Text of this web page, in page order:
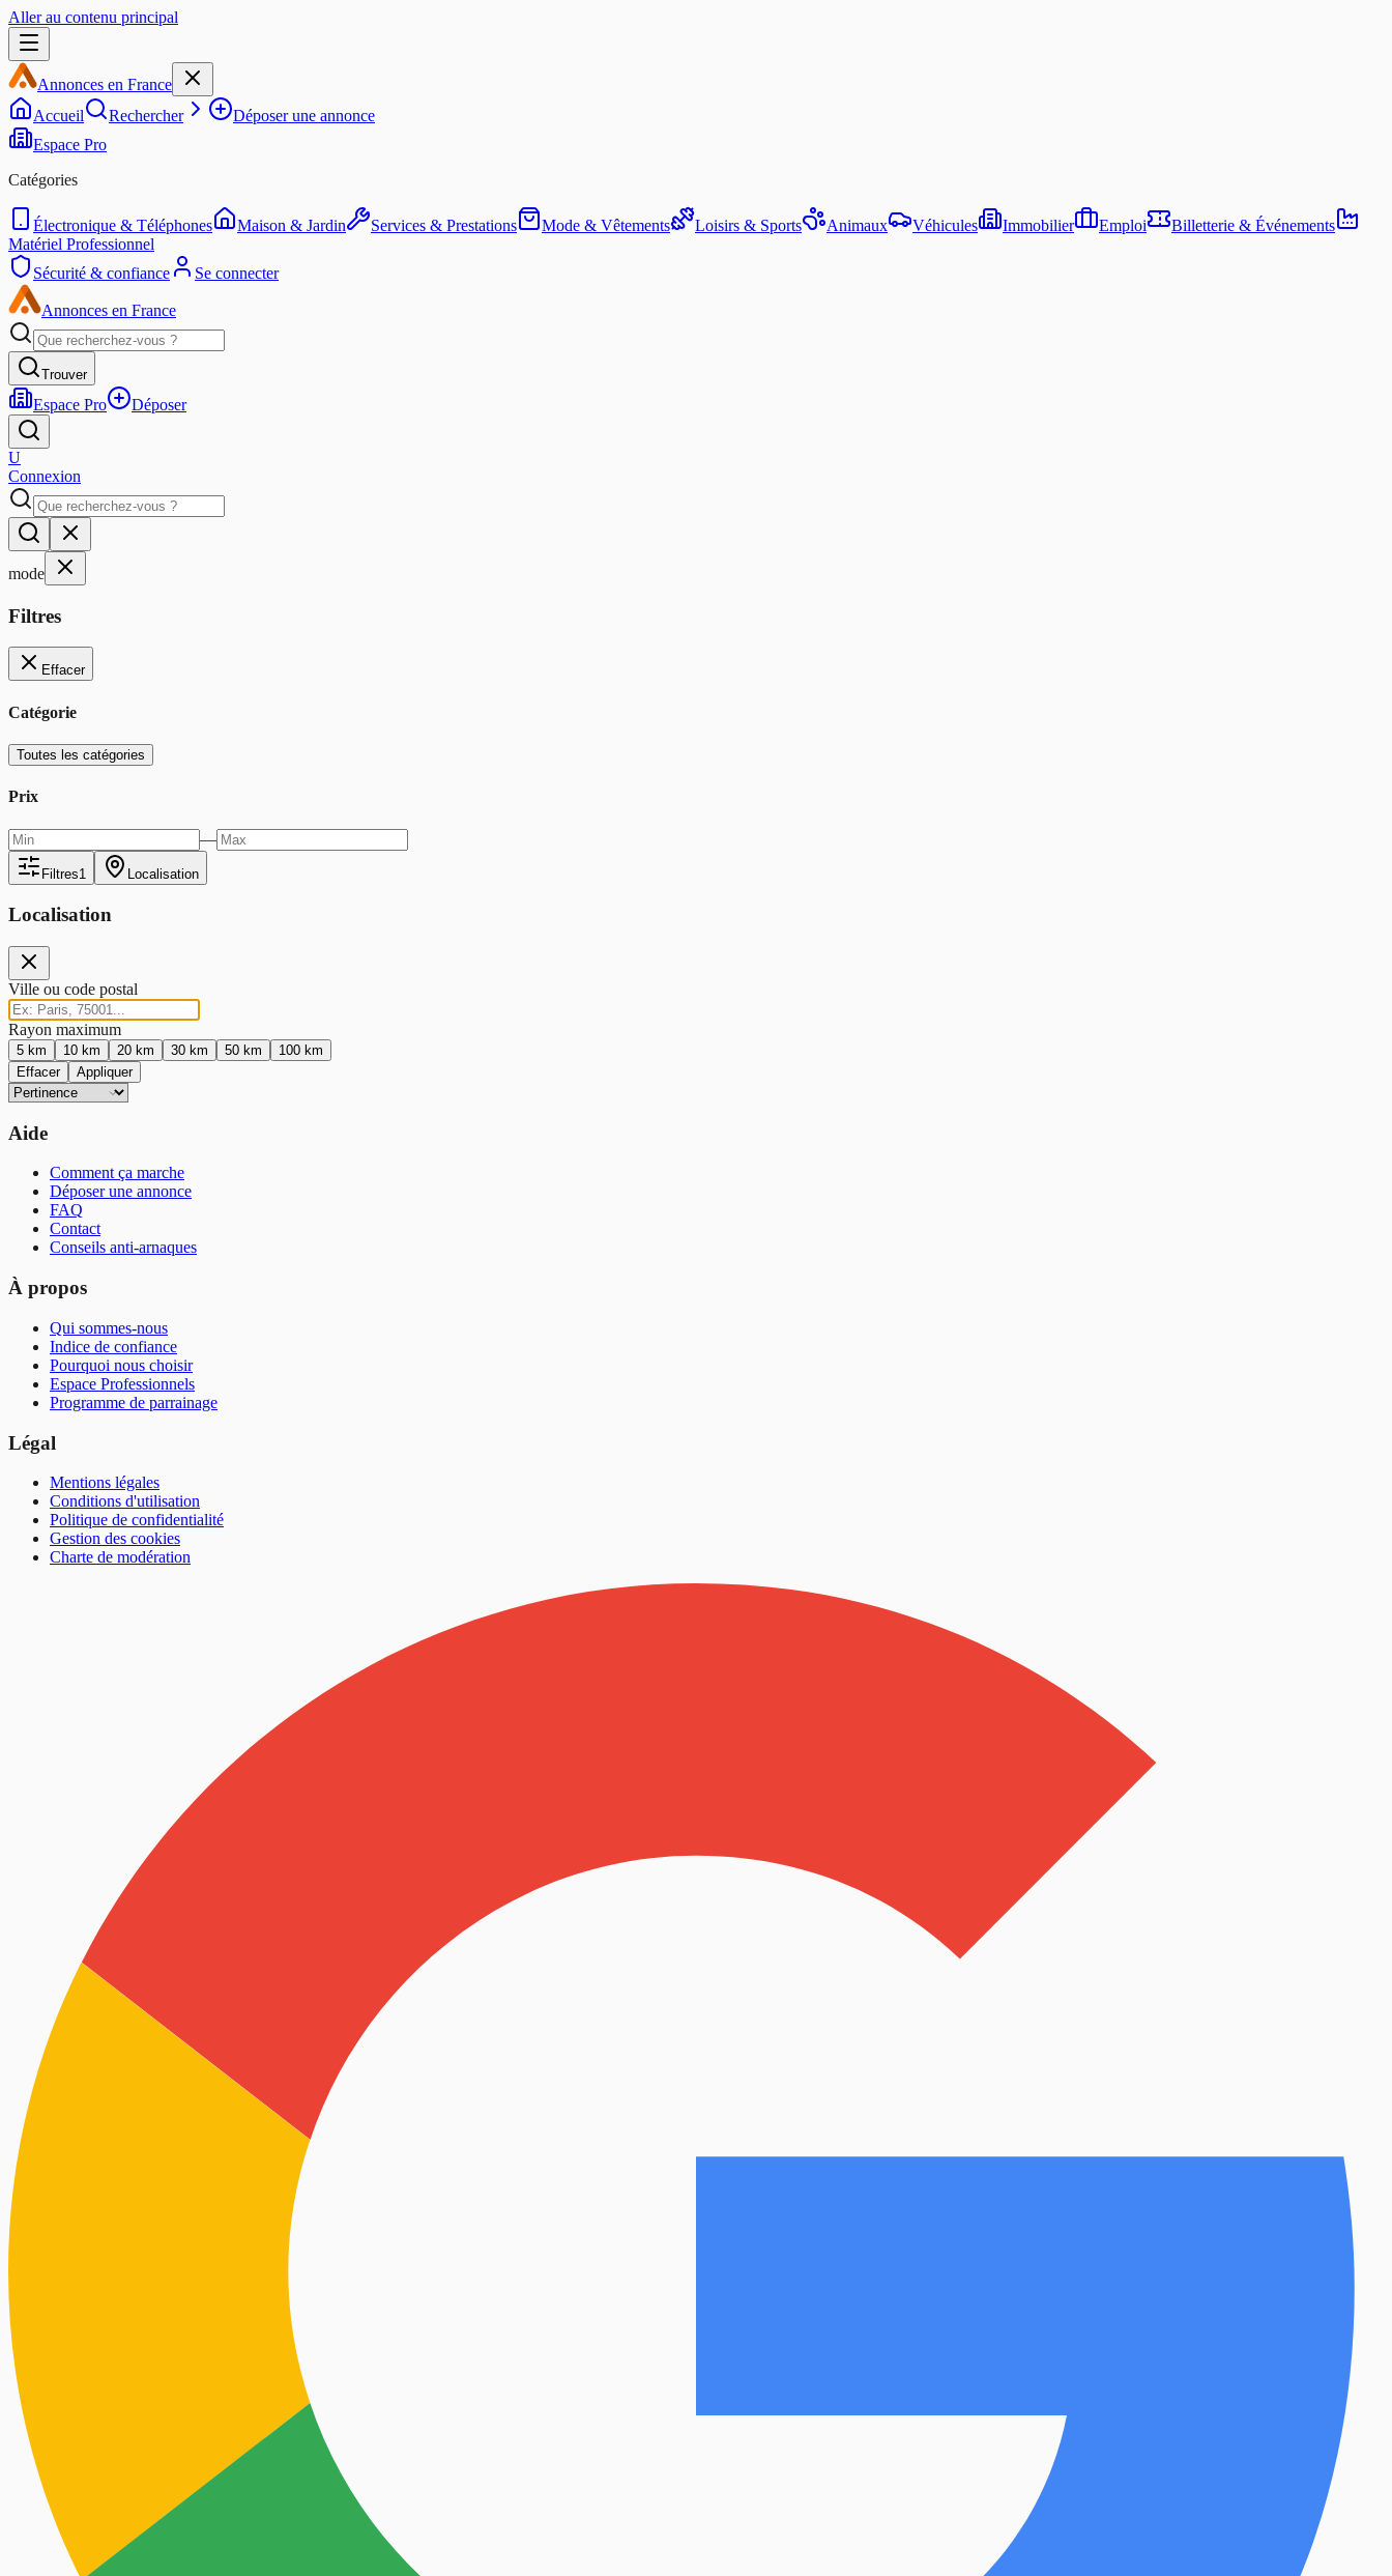
Aller au contenu principal
Annonces en France
Accueil
Rechercher
Déposer une annonce
Espace Pro
Catégories
Électronique & Téléphones Maison & Jardin Services & Prestations Mode & Vêtements Loisirs & Sports Animaux Véhicules Immobilier Emploi
Billetterie & Événements
Matériel Professionnel
Sécurité & confiance
Se connecter
Annonces en France
Trouver
Espace Pro Déposer
U
Connexion
mode
Filtres
Effacer
Catégorie
Toutes les catégories
Prix
—
Filtres1 Localisation
Localisation
Ville ou code postal
Rayon maximum
5 km 10 km 20 km 30 km 50 km 100 km
Effacer
Appliquer
Aide
Comment ça marche
Déposer une annonce
FAQ
Contact
Conseils anti-arnaques
À propos
Qui sommes-nous
Indice de confiance
Pourquoi nous choisir
Espace Professionnels
Programme de parrainage
Légal
Mentions légales
Conditions d'utilisation
Politique de confidentialité
Gestion des cookies
Charte de modération